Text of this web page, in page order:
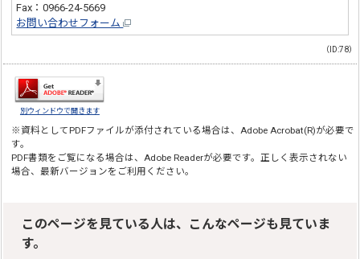
Fax：0966-24-5669
お問い合わせフォーム
（ID:78）
別ウィンドウで開きます
※資料としてPDFファイルが添付されている場合は、 Adobe Acrobat(R)が必要で
す。
PDF書類をご覧になる場合は、 Adobe Readerが必要です。正しく表示されない
場合、最新バージョンをご利用ください。
このページを見ている人は、こんなページも見ていま
す。